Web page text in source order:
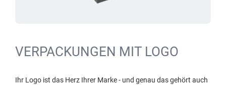
VERPACKUNGEN MIT LOGO
Ihr Logo ist das Herz Ihrer Marke - und genau das gehört auch